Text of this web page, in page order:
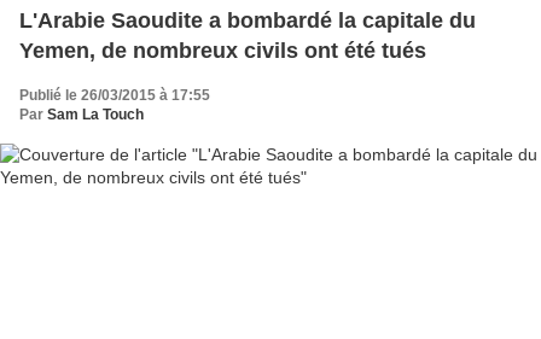
L'Arabie Saoudite a bombardé la capitale du
Yemen, de nombreux civils ont été tués
Publié le 26/03/2015 à 17:55
Par Sam La Touch